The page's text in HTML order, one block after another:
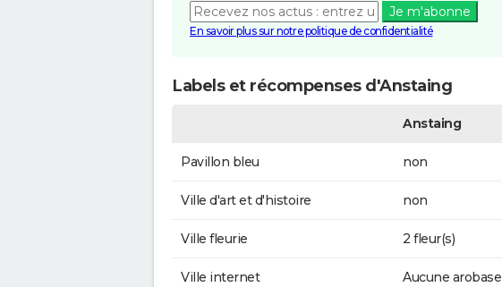
Je m'abonne
En savoir plus sur notre politique de confidentialité
Labels et récompenses d'Anstaing
Anstaing
Pavillon bleu non
Ville d'art et d'histoire non
Ville fleurie 2 fleur(s)
Ville internet Aucune arobase